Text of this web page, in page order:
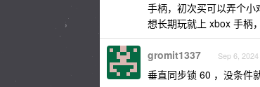
手柄，初次买可以弄个
想长期玩就上 xbox 手柄
gromit1337 Sep 6, 2024
垂直同步锁 60 ，没条件